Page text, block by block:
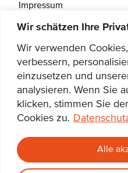
Wir schätzen Ihre
Wir verwenden
verbessern,
einzusetzen und
analysieren. Wenn Sie
klicken, stimmen Sie
Cookies zu.
Alle
Impressum
FOLGEN SIE UNS
Facebook
Instagram